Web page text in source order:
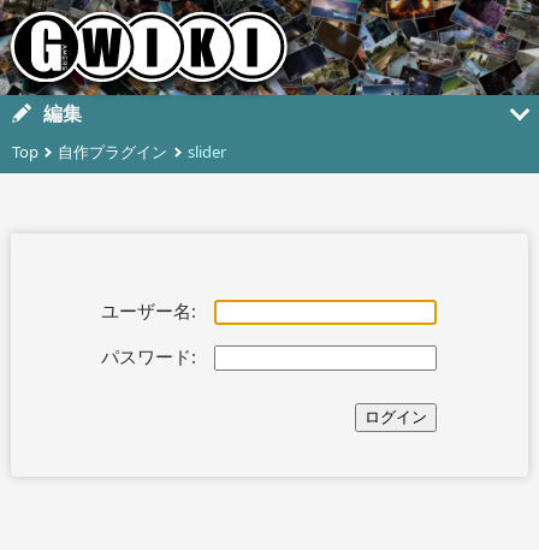
編集
Top 自作プラグイン slider
ユーザー名:
パスワード: